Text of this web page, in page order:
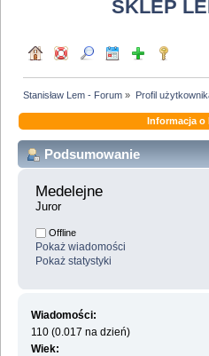
SKLEP
Stanisław Lem - Forum » Profil
Informacja o
Podsumowanie
Medelejne
Juror
Offline
Pokaż wiadomości
Pokaż statystyki
Wiadomości:
110 (0.017 na dzień)
Wiek: